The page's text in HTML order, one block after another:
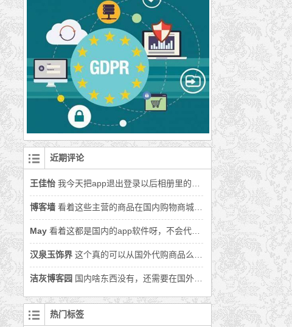
近期评论
王佳怡 我今天把app退出登录以后相册里的照片丢了好多怎么办呀
博客墙 看着这些主营的商品在国内购物商城上面都可以找到，还是用国内购物软件吧。
May 看着这都是国内的app软件呀，不会代购的商品就在国内吧。
汉泉玉饰界 这个真的可以从国外代购商品么，还没从国外买过商品呢。
洁灰博客园 国内啥东西没有，还需要在国外代购么。
热门标签